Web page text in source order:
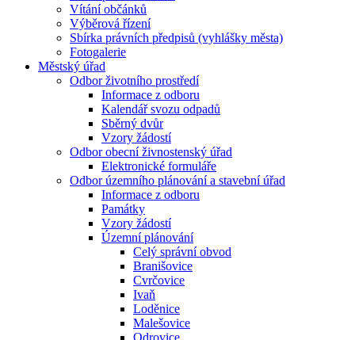
Vítání občánků
Výběrová řízení
Sbírka právních předpisů (vyhlášky města)
Fotogalerie
Městský úřad
Odbor životního prostředí
Informace z odboru
Kalendář svozu odpadů
Sběrný dvůr
Vzory žádostí
Odbor obecní živnostenský úřad
Elektronické formuláře
Odbor územního plánování a stavební úřad
Informace z odboru
Památky
Vzory žádostí
Územní plánování
Celý správní obvod
Branišovice
Cvrčovice
Ivaň
Loděnice
Malešovice
Odrovice